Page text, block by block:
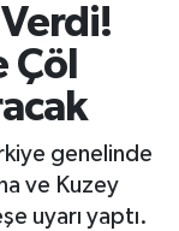
Çöl
genelinde
ve Kuzey
uyarı yaptı.